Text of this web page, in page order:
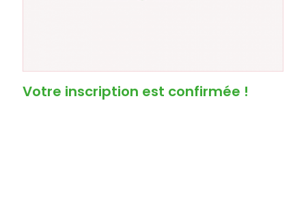
Votre inscription est confirmée !